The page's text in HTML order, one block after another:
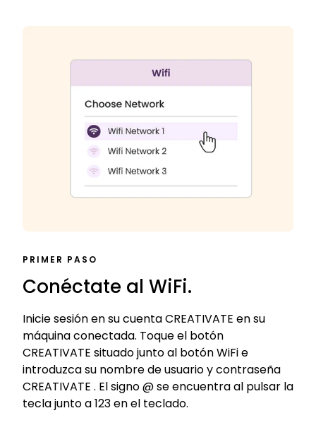
PRIMER PASO
Conéctate al WiFi.
Inicie sesión en su cuenta CREATIVATE en su
máquina conectada. Toque el botón
CREATIVATE situado junto al botón WiFi e
introduzca su nombre de usuario y contraseña
CREATIVATE . El signo @ se encuentra al pulsar la
tecla junto a 123 en el teclado.